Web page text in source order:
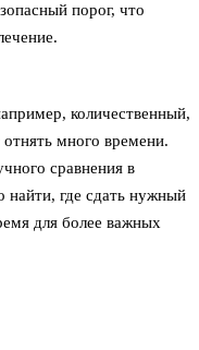
порог, что
количественный,
много времени.
сравнения в
найти, где сдать нужный
для более важных